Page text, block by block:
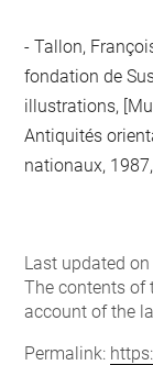
Tallon,
fondation de
illustrations,
Antiquités
nationaux,
Last updated
The contents of
account of the
Permalink: